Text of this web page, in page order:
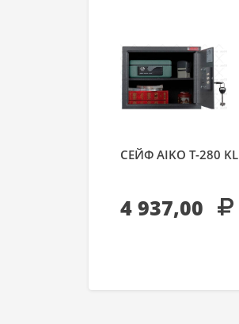
СЕЙФ AIKO Т-280 KL
4 937,00